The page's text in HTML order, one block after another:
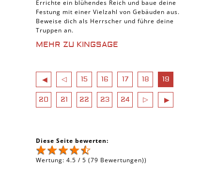
Errichte ein blühendes Reich und baue deine
Festung mit einer Vielzahl von Gebäuden aus.
Beweise dich als Herrscher und führe deine
Truppen an.
MEHR ZU KINGSAGE
◀ ◁ 15 16 17 18 19
20 21 22 23 24 ▷ ▶
Diese Seite bewerten:
Wertung: 4.5 / 5 (79 Bewertungen))